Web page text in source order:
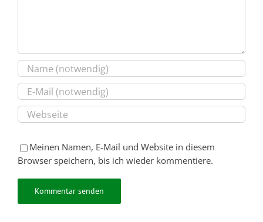
Meinen Namen, E-Mail und Website in diesem
Browser speichern, bis ich wieder kommentiere.